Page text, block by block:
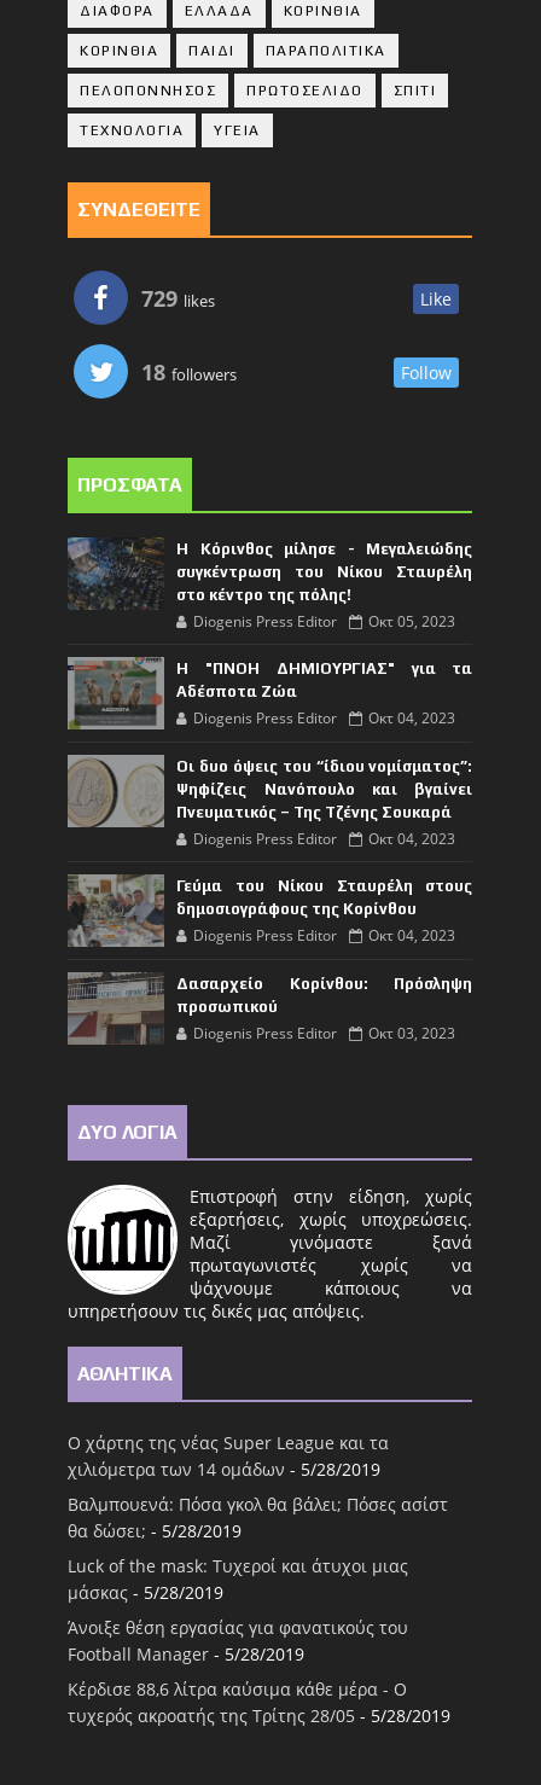
ΔΙΑΦΟΡΑ ΕΛΛΑΔΑ ΚΟΡΙΝΘΙΑ
ΚΟΡΙΝΘΙA ΠΑΙΔΙ ΠΑΡΑΠΟΛΙΤΙΚΑ
ΠΕΛΟΠΟΝΝΗΣΟΣ ΠΡΩΤΟΣΕΛΙΔΟ ΣΠΙΤΙ
ΤΕΧΝΟΛΟΓΙΑ ΥΓΕΙΑ
ΣΥΝΔΕΘΕΙΤΕ
729 likes Like
18 followers Follow
ΠΡΟΣΦΑΤΑ
Η Κόρινθος μίλησε - Μεγαλειώδης
συγκέντρωση του Νίκου Σταυρέλη
στο κέντρο της πόλης!
Diogenis Press Editor Οκτ 05, 2023
Η "ΠΝΟΗ ΔΗΜΙΟΥΡΓΙΑΣ" για τα
Αδέσποτα Ζώα
Diogenis Press Editor Οκτ 04, 2023
Οι δυο όψεις του “ίδιου νομίσματος”:
Ψηφίζεις Νανόπουλο και βγαίνει
Πνευματικός – Της Τζένης Σουκαρά
Diogenis Press Editor Οκτ 04, 2023
Γεύμα του Νίκου Σταυρέλη στους
δημοσιογράφους της Κορίνθου
Diogenis Press Editor Οκτ 04, 2023
Δασαρχείο Κορίνθου: Πρόσληψη
προσωπικού
Diogenis Press Editor Οκτ 03, 2023
ΔΥΟ ΛΟΓΙΑ
Επιστροφή στην είδηση, χωρίς
εξαρτήσεις, χωρίς υποχρεώσεις.
Μαζί γινόμαστε ξανά
πρωταγωνιστές χωρίς να
ψάχνουμε κάποιους να
υπηρετήσουν τις δικές μας απόψεις.
ΑΘΛΗΤΙΚΑ
Ο χάρτης της νέας Super League και τα
χιλιόμετρα των 14 ομάδων - 5/28/2019
Βαλμπουενά: Πόσα γκολ θα βάλει; Πόσες ασίστ
θα δώσει; - 5/28/2019
Luck of the mask: Τυχεροί και άτυχοι μιας
μάσκας - 5/28/2019
Άνοιξε θέση εργασίας για φανατικούς του
Football Μanager - 5/28/2019
Κέρδισε 88,6 λίτρα καύσιμα κάθε μέρα - Ο
τυχερός ακροατής της Τρίτης 28/05 - 5/28/2019